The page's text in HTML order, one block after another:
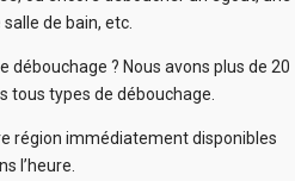
de bain, etc.
débouchage ? Nous avons plus de 20
tous types de débouchage.
région immédiatement disponibles
l’heure.